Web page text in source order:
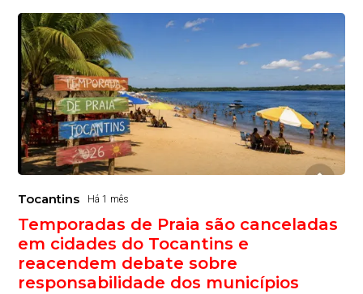
Tocantins Há 1 mês
Temporadas de Praia são canceladas
em cidades do Tocantins e
reacendem debate sobre
responsabilidade dos municípios